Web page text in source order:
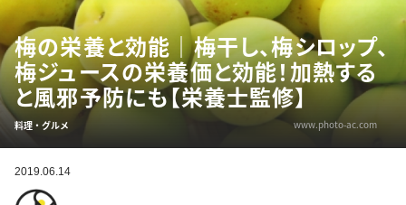
梅の栄養と効能｜梅干し、梅シロップ、
梅ジュースの栄養価と効能！加熱する
と風邪予防にも【栄養士監修】
料理・グルメ www.photo-ac.com
2019.06.14